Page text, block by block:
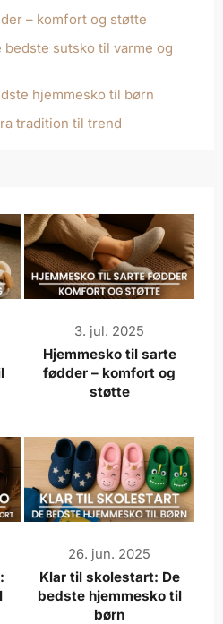
– komfort og støtte
bedste sutsko til varme og
hjemmesko til børn
tradition til trend
3. jul. 2025
Hjemmesko til sarte
fødder – komfort og
støtte
26. jun. 2025
Klar til skolestart: De
bedste hjemmesko til
børn